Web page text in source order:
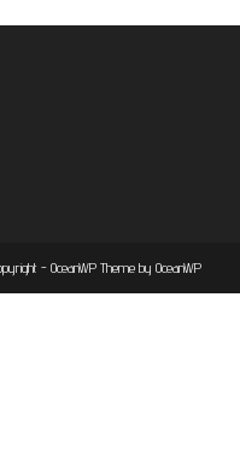
- OceanWP Theme by OceanWP